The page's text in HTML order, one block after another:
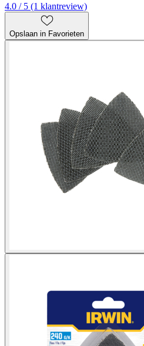
4.0 / 5 (1 klantreview)
Opslaan in Favorieten